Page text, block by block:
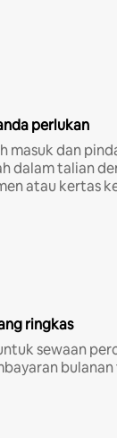
perlukan
masuk dan
dalam talian
atau kertas
ringkas
sewaan